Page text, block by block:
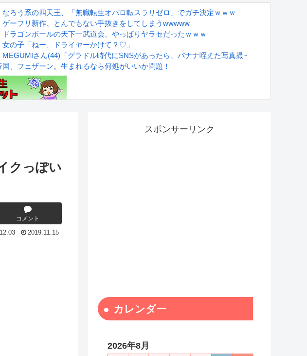
するつもりです」これ誰が悪いの？？？？
なろう系の四天王、「無職転生オバロ転スラリゼロ」でガチ決定ｗｗｗ
ゲーフリ新作、とんでもない手抜きをしてしまうwwwww
ドラゴンボールの天下一武道会、やっぱりヤラセだったｗｗｗ
女の子「ねー、ドライヤーかけて？♡」
MEGUMIさん(44)「グラドル時代にSNSがあったら、バナナ咥えた写真撮ってたと思う」
国、フェザーン。生まれるなら何処がいいか問題！
クっぽい
コメント
2019.11.15
スポンサーリンク
カレンダー
2026年8月